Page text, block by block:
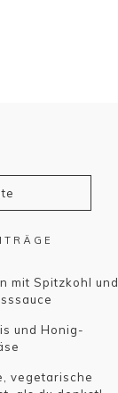
mit Spitzkohl und
und Honig-
vegetarische